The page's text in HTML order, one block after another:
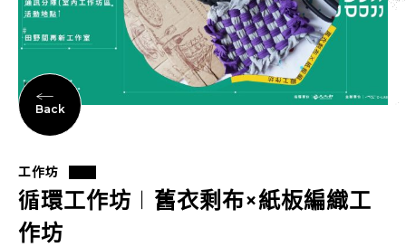
Back
工作坊
循環工作坊︱舊衣剩布×紙板編織工
作坊